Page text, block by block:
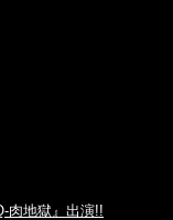
肉地獄』出演!!